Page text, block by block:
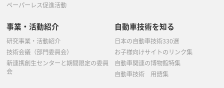
ペーパーレス促進活動
事業・活動紹介
研究事業・活動紹介
技術会議（部門委員会）
新連携創生センターと期間限定の委員
会
自動車技術を知る
日本の自動車技術330選
お子様向けサイトのリンク集
自動車関連の博物館特集
自動車技術 用語集